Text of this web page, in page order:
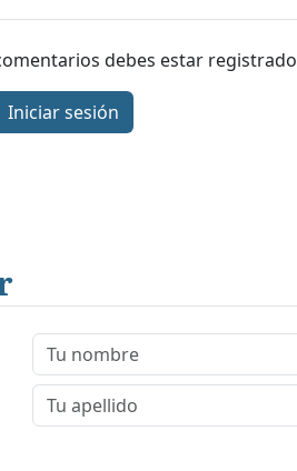
debes estar registrado
Iniciar sesión